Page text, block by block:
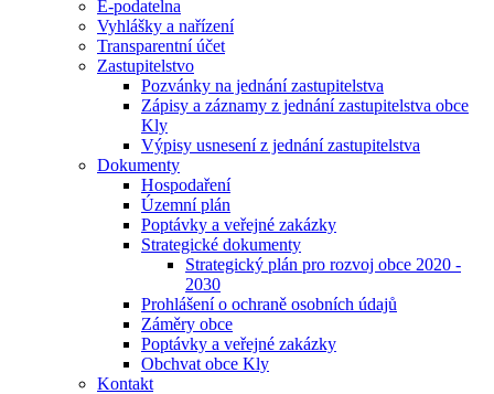
E-podatelna
Vyhlášky a nařízení
Transparentní účet
Zastupitelstvo
Pozvánky na jednání zastupitelstva
Zápisy a záznamy z jednání zastupitelstva obce
Kly
Výpisy usnesení z jednání zastupitelstva
Dokumenty
Hospodaření
Územní plán
Poptávky a veřejné zakázky
Strategické dokumenty
Strategický plán pro rozvoj obce 2020 -
2030
Prohlášení o ochraně osobních údajů
Záměry obce
Poptávky a veřejné zakázky
Obchvat obce Kly
Kontakt